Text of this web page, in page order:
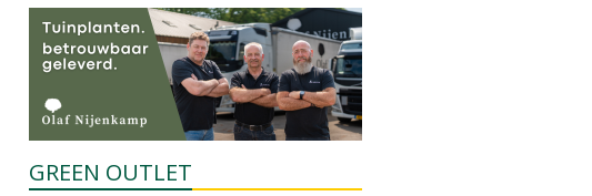
GREEN OUTLET